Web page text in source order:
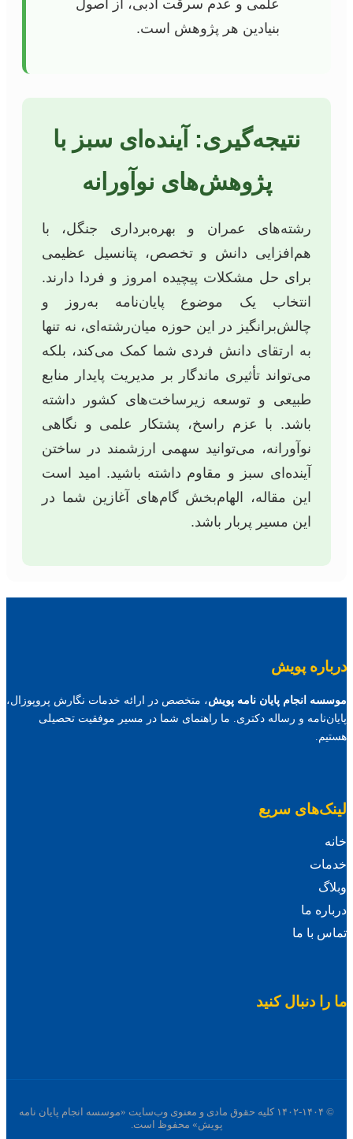
علمی و عدم سرقت ادبی، از اصول
بنیادین هر پژوهش است.
نتیجه‌گیری: آینده‌ای سبز با
پژوهش‌های نوآورانه
رشته‌های عمران و بهره‌برداری جنگل، با
هم‌افزایی دانش و تخصص، پتانسیل عظیمی
برای حل مشکلات پیچیده امروز و فردا دارند.
انتخاب یک موضوع پایان‌نامه به‌روز و
چالش‌برانگیز در این حوزه میان‌رشته‌ای، نه تنها
به ارتقای دانش فردی شما کمک می‌کند، بلکه
می‌تواند تأثیری ماندگار بر مدیریت پایدار منابع
طبیعی و توسعه زیرساخت‌های کشور داشته
باشد. با عزم راسخ، پشتکار علمی و نگاهی
نوآورانه، می‌توانید سهمی ارزشمند در ساختن
آینده‌ای سبز و مقاوم داشته باشید. امید است
این مقاله، الهام‌بخش گام‌های آغازین شما در
این مسیر پربار باشد.
درباره پویش
موسسه انجام پایان نامه پویش، متخصص در ارائه خدمات نگارش پروپوزال،
پایان‌نامه و رساله دکتری. ما راهنمای شما در مسیر موفقیت تحصیلی
هستیم.
لینک‌های سریع
خانه
خدمات
وبلاگ
درباره ما
تماس با ما
ما را دنبال کنید
© ۱۴۰۲-۱۴۰۴ کلیه حقوق مادی و معنوی وب‌سایت «موسسه انجام پایان نامه
پویش» محفوظ است.